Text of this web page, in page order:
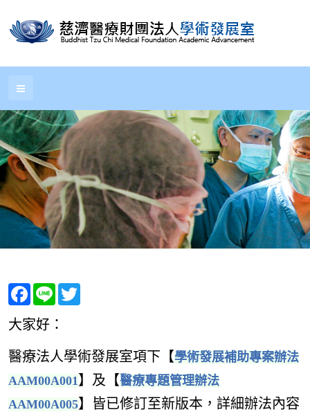
Facebook
Line
大家好：
醫療法人學術發展室項下 【學術發展補助專案辦法
AAM00A001】及【醫療專題管理辦法
AAM00A005】 皆已修訂至新版本，詳細辦法內容